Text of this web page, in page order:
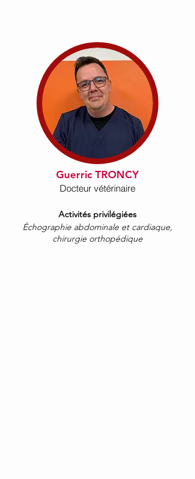
Guerric TRONCY
​Docteur vétérinaire
Activités privilégiées
Échographie abdominale et cardiaque,
chirurgie orthopédique